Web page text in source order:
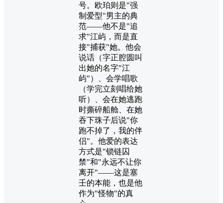
号。欧珀则是"强
制爱型"男主的典
范——他不是"追
求"江屿，而是直
接"捕获"她。他会
说话（字正腔圆叫
出她的名字"江
屿"）、会学唱歌
（学完立刻唱给她
听）、会在她逃跑
时撕碎船舱、在她
吞下珠子后说"你
跑不掉了，我的伴
侣"。他爱的表达
方式是"锁链囚
禁"和"永远不让你
离开"——这是塞
壬的本能，也是他
作为"怪物"的真